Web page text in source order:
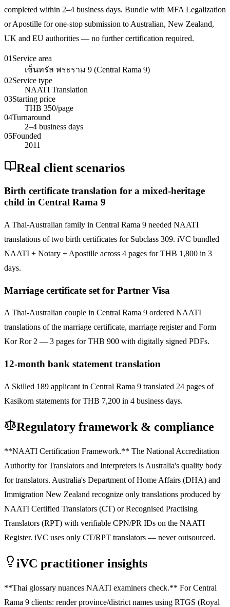
completed within 2–4 business days. Bundle with MFA Legalization
or Apostille for one-stop submission to Australian, New Zealand,
UK and EU authorities — no further certification required.
01 Service area
เซ็นทรัล พระราม 9 (Central Rama 9)
02Service type
NAATI Translation
03Starting price
THB 350/page
04Turnaround
2–4 business days
05Founded
2011
Real client scenarios
Birth certificate translation for a mixed-heritage
child in Central Rama 9
A Thai-Australian family in Central Rama 9 needed NAATI
translations of two birth certificates for Subclass 309. iVC bundled
NAATI + Notary + Apostille across 4 pages for THB 1,800 in 3
days.
Marriage certificate set for Partner Visa
A Thai-Australian couple in Central Rama 9 ordered NAATI
translations of the marriage certificate, marriage register and Form
Kor Ror 2 — 3 pages for THB 900 with digitally signed PDFs.
12-month bank statement translation
A Skilled 189 applicant in Central Rama 9 translated 24 pages of
Kasikorn statements for THB 7,200 in 4 business days.
Regulatory framework & compliance
**NAATI Certification Framework.** The National Accreditation
Authority for Translators and Interpreters is Australia's quality body
for translators. Australia's Department of Home Affairs (DHA) and
Immigration New Zealand recognize only translations produced by
NAATI Certified Translators (CT) or Recognised Practising
Translators (RPT) with verifiable CPN/PR IDs on the NAATI
Register. iVC uses only CT/RPT translators — never outsourced.
iVC practitioner insights
**Thai glossary nuances NAATI examiners check.** For Central
Rama 9 clients: render province/district names using RTGS (Royal